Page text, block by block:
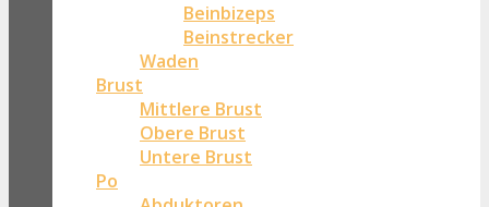
Beinbizeps
Beinstrecker
Waden
Brust
Mittlere Brust
Obere Brust
Untere Brust
Po